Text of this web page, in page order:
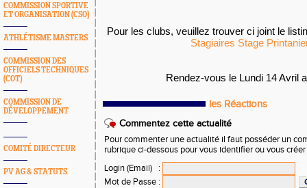
COMMISSION SPORTIVE
ET ORGANISATION (CSO)
ATHLÉTISME MASTERS
COMMISSION DES
OFFICIELS TECHNIQUES
(COT)
COMMISSION DE
DÉVELOPPEMENT
COMITÉ DIRECTEUR
PV AG & STATUTS
Pour les clubs, veuillez trouver ci joint le
Stagiaires Stage
Rendez-vous le Lundi 14 Avril
les Réactions
Commentez cette actualité
Pour commenter une actualité il faut posséder un
rubrique ci-dessous pour vous identifier ou vous
Login (Email)
:
Mot de Passe :